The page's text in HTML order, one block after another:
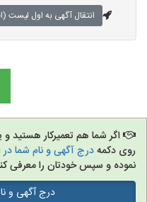
انتقال آگهی به اول لیست
اگر شما هم تعمیرکار هستید و
روی دکمهدرج آگهی و نام شما
نموده و سپس خودتان را معرفی
درج آگهی و